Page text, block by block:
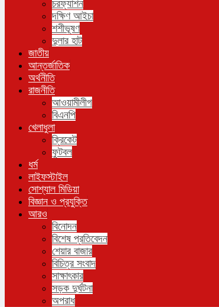
চরফ্যাশন
দক্ষিণ আইচা
শশীভূষণ
দুলার হাট
জাতীয়
আন্তর্জাতিক
অর্থনীতি
রাজনীতি
আওয়ামীলীগ
বিএনপি
খেলাধুলা
ক্রিকেট
ফুটবল
ধর্ম
লাইফস্টাইল
সোশ্যাল মিডিয়া
বিজ্ঞান ও প্রযুক্তি
আরও
বিনোদন
বিশেষ প্রতিবেদন
শেয়ার বাজার
বিচিত্র সংবাদ
সাক্ষাৎকার
সড়ক দুর্ঘটনা
অপরাধ